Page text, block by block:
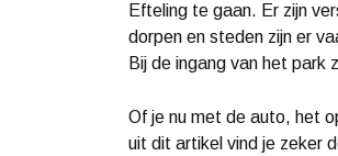
Efteling te gaan. Er zijn
dorpen en steden zijn er
Bij de ingang van het park
Of je nu met de auto, het
uit dit artikel vind je zeker